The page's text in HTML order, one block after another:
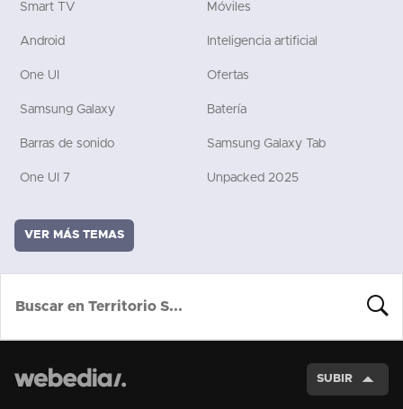
Smart TV Móviles
Android Inteligencia artificial
One UI Ofertas
Samsung Galaxy Batería
Barras de sonido Samsung Galaxy Tab
One UI 7 Unpacked 2025
VER MÁS TEMAS
SUBIR